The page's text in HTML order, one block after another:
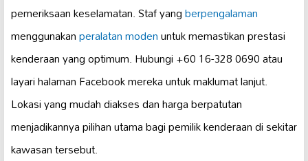
pemeriksaan keselamatan. Staf yangberpengalaman
menggunakanperalatan modenuntuk memastikan prestasi
kenderaan yang optimum. Hubungi +60 16-328 0690 atau
layari halaman Facebook mereka untuk maklumat lanjut.
Lokasi yang mudah diakses dan harga berpatutan
menjadikannya pilihan utama bagi pemilik kenderaan di sekitar
kawasan tersebut.